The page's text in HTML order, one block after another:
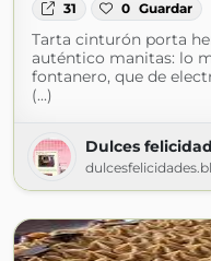
31 0 Guardar
Tarta cinturón porta
auténtico manitas: lo
fontanero, que de
(...)
Dulces